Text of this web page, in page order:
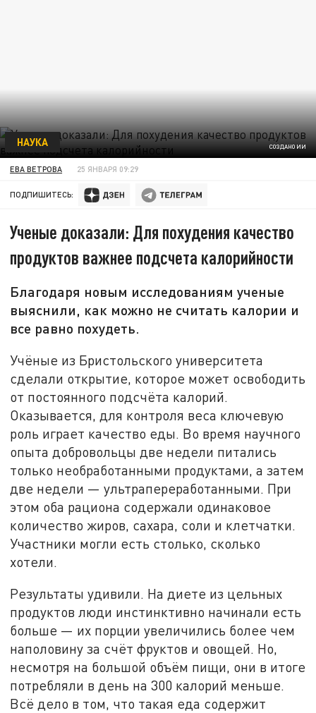
СОЗДАНО ИИ
НАУКА
ЕВА ВЕТРОВА 25 ЯНВАРЯ 09:29
ПОДПИШИТЕСЬ:
Ученые доказали: Для похудения качество
продуктов важнее подсчета калорийности
Благодаря новым исследованиям ученые
выяснили, как можно не считать калории и
все равно похудеть.
Учёные из Бристольского университета
сделали открытие, которое может освободить
от постоянного подсчёта калорий.
Оказывается, для контроля веса ключевую
роль играет качество еды. Во время научного
опыта добровольцы две недели питались
только необработанными продуктами, а затем
две недели — ультрапереработанными. При
этом оба рациона содержали одинаковое
количество жиров, сахара, соли и клетчатки.
Участники могли есть столько, сколько
хотели.
Результаты удивили. На диете из цельных
продуктов люди инстинктивно начинали есть
больше — их порции увеличились более чем
наполовину за счёт фруктов и овощей. Но,
несмотря на большой объём пищи, они в итоге
потребляли в день на 300 калорий меньше.
Всё дело в том, что такая еда содержит